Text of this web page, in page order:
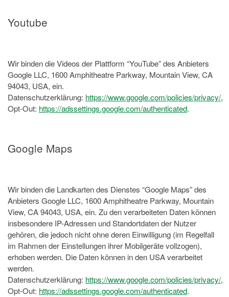
Youtube
Wir binden die Videos der Plattform “YouTube” des Anbieters
Google LLC, 1600 Amphitheatre Parkway, Mountain View, CA
94043, USA, ein.
Datenschutzerklärung: https://www.google.com/policies/privacy/,
Opt-Out: https://adssettings.google.com/authenticated.
Google Maps
Wir binden die Landkarten des Dienstes “Google Maps” des
Anbieters Google LLC, 1600 Amphitheatre Parkway, Mountain
View, CA 94043, USA, ein. Zu den verarbeiteten Daten können
insbesondere IP-Adressen und Standortdaten der Nutzer
gehören, die jedoch nicht ohne deren Einwilligung (im Regelfall
im Rahmen der Einstellungen ihrer Mobilgeräte vollzogen),
erhoben werden. Die Daten können in den USA verarbeitet
werden.
Datenschutzerklärung: https://www.google.com/policies/privacy/,
Opt-Out: https://adssettings.google.com/authenticated.